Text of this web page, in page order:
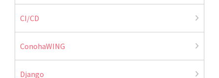
CI/CD
ConohaWING
Django